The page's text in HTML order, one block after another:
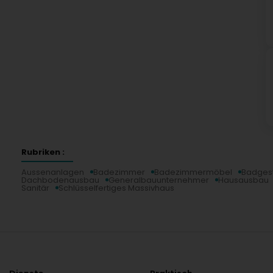
Rubriken :
Aussenanlagen
Badezimmer Badezimmermöbel
Dachbodenausbau Generalbauunternehmer Hausausbau
Sanitär Schlüsselfertiges Massivhaus